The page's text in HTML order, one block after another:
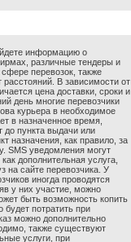
информацию о
различные тендеры и
перевозок, также
расстояний. В зависимости от
цена доставки, сроки и
день многие перевозчики
курьера в необходимое
в назначенное время,
до пункта выдачи или
назначения, как правило, за
SMS уведомления могут
дополнительная услуга,
на сайте перевозчика. У
иногда проводятся
у них участие, можно
быть возможность копить
потратить при
можно дополнительно
также существуют
услуги, при